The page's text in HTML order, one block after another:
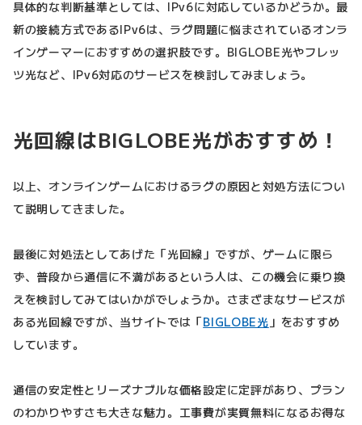
具体的な判断基準としては、IPv6に対応しているかどうか。最
新の接続方式であるIPv6は、ラグ問題に悩まされているオンラ
インゲーマーにおすすめの選択肢です。BIGLOBE光やフレッ
ツ光など、IPv6対応のサービスを検討してみましょう。
光回線はBIGLOBE光がおすすめ！
以上、オンラインゲームにおけるラグの原因と対処方法につい
て説明してきました。
最後に対処法としてあげた「光回線」ですが、ゲームに限ら
ず、普段から通信に不満があるという人は、この機会に乗り換
えを検討してみてはいかがでしょうか。さまざまなサービスが
ある光回線ですが、当サイトでは「BIGLOBE光 」をおすすめ
しています。
通信の安定性とリーズナブルな価格設定に定評があり、プラン
のわかりやすさも大きな魅力。工事費が実質無料になるお得な